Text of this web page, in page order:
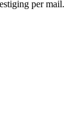
per mail.